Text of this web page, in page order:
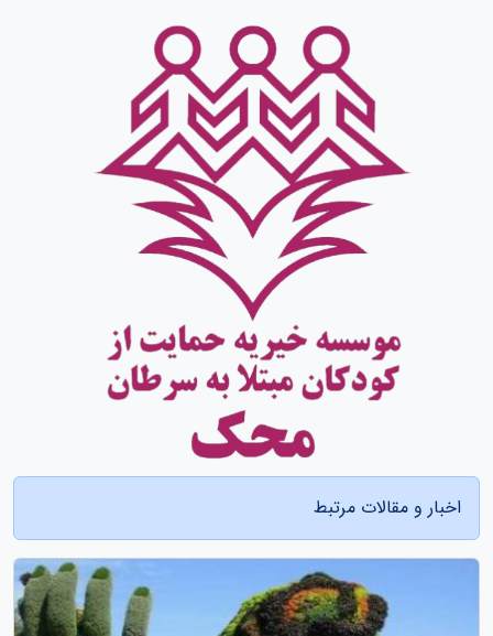
اخبار و مقالات مرتبط